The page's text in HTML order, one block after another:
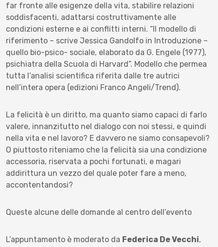
far fronte alle esigenze della vita, stabilire relazioni
soddisfacenti, adattarsi costruttivamente alle
condizioni esterne e ai conflitti interni. “Il modello di
riferimento – scrive Jessica Gandolfo in Introduzione –
quello bio-psico- sociale, elaborato da G. Engele (1977),
psichiatra della Scuola di Harvard”. Modello che permea
tutta l’analisi scientifica riferita dalle tre autrici
nell’intera opera (edizioni Franco Angeli/Trend).
La felicità è un diritto, ma quanto siamo capaci di farlo
valere, innanzitutto nel dialogo con noi stessi, e quindi
nella vita e nel lavoro? E davvero ne siamo consapevoli?
O piuttosto riteniamo che la felicità sia una condizione
accessoria, riservata a pochi fortunati, e magari
addirittura un vezzo del quale poter fare a meno,
accontentandosi?
Queste alcune delle domande al centro dell’evento
L’appuntamento è moderato da Federica De Vecchi,